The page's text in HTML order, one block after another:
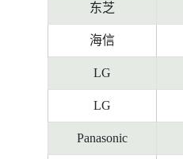
东芝
海信
LG
LG
Panasonic